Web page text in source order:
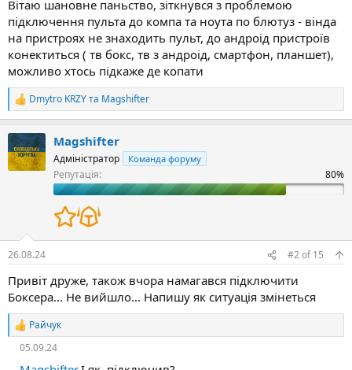
і
с
т
Вітаю шановне паньство, зіткнувся з проблемою
підключення пульта до компа та ноута по блютуз - вінда
на пристроях не знаходить пульт, до андроід пристроїв
конектиться ( тв бокс, тв з андроід, смартфон, планшет),
можливо хтось підкаже де копати
Р
е
к
ц
і
Dmytro KRZYта Magshifter
Magshifter
Адміністратор Команда форуму
Репутація:
26.08.24 #2of15
Привіт друже, також вчора намагався підключити
Боксера... Не вийшло... Напишу як ситуація змінеться
Р
Райчук
05.09.24